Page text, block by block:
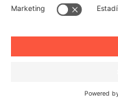
control de tu
la autoridad
Derecho de